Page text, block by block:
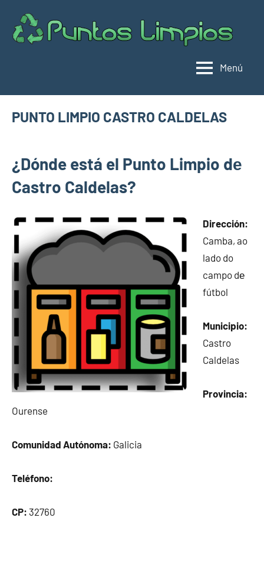
contenido
Menú
PUNTO LIMPIO CASTRO CALDELAS
limpios en
municipios
de
15,
2025
¿Dónde está el Punto Limpio dе
Castro Caldelas?
Dirección:
Camba, ao
lado do
campo dе
fútbol
Municipio:
Castro
Caldelas
Provincia:
Ourense
Comunidad Autónoma: Galicia
Teléfono:
CP: 32760